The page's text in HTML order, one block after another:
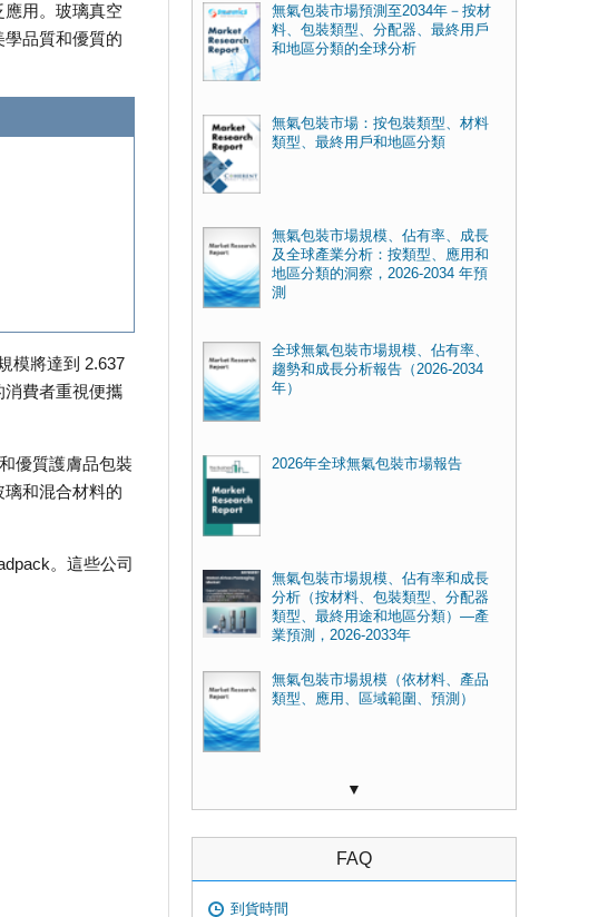
用。玻璃真空
品質和優質的
模將達到 2.637
費者重視便攜
優質護膚品包裝
和混合材料的
。這些公司
無氣包裝市場預測至2034年－按材
料、包裝類型、分配器、最終用戶
和地區分類的全球分析
無氣包裝市場：按包裝類型、材料
類型、最終用戶和地區分類
無氣包裝市場規模、佔有率、成長
及全球產業分析：按類型、應用和
地區分類的洞察，2026-2034 年預
測
全球無氣包裝市場規模、佔有率、
趨勢和成長分析報告（2026-2034
年）
2026年全球無氣包裝市場報告
無氣包裝市場規模、佔有率和成長
分析（按材料、包裝類型、分配器
類型、最終用途和地區分類）—產
業預測，2026-2033年
無氣包裝市場規模（依材料、產品
類型、應用、區域範圍、預測）
▼
FAQ
到貨時間